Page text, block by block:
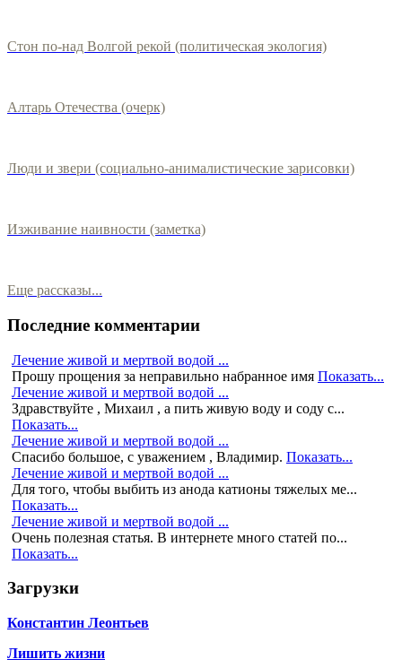
Стон по-над Волгой рекой (политическая экология)
Алтарь Отечества (очерк)
Люди и звери (социально-анималистические зарисовки)
Изживание наивности (заметка)
Еще рассказы...
Последние комментарии
Лечение живой и мертвой водой ...
Прошу прощения за неправильно набранное имя Показать...
Лечение живой и мертвой водой ...
Здравствуйте , Михаил , а пить живую воду и соду с...
Показать...
Лечение живой и мертвой водой ...
Спасибо большое, с уважением , Владимир. Показать...
Лечение живой и мертвой водой ...
Для того, чтобы выбить из анода катионы тяжелых ме...
Показать...
Лечение живой и мертвой водой ...
Очень полезная статья. В интернете много статей по...
Показать...
Загрузки
Константин Леонтьев
Лишить жизни